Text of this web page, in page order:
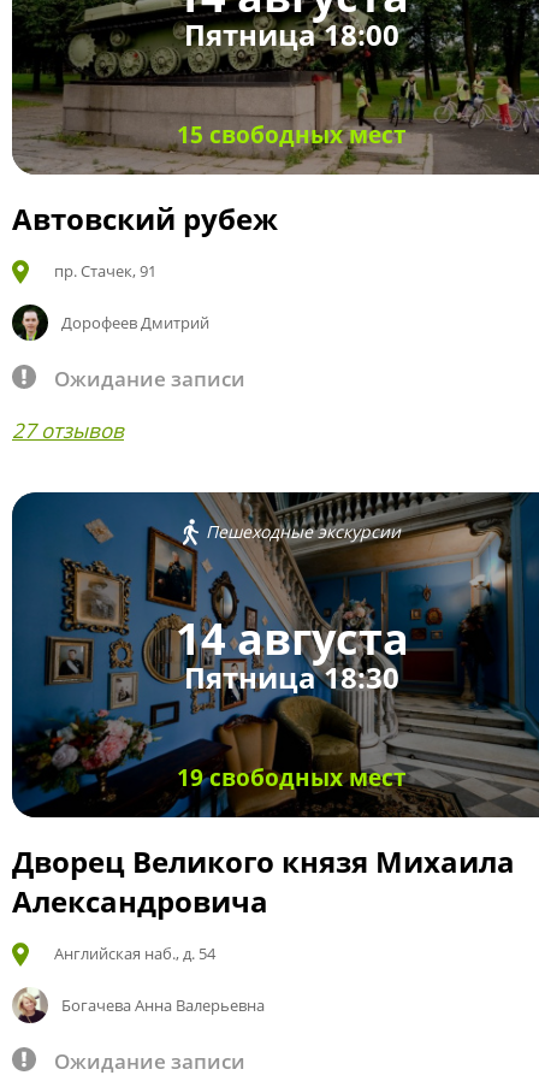
Пятница 18:00
15 свободных мест
Автовский рубеж
пр. Стачек, 91
Дорофеев Дмитрий
Ожидание записи
27 отзывов
Пешеходные экскурсии
14 августа
Пятница 18:30
19 свободных мест
Дворец Великого князя Михаила
Александровича
Английская наб., д. 54
Богачева Анна Валерьевна
Ожидание записи